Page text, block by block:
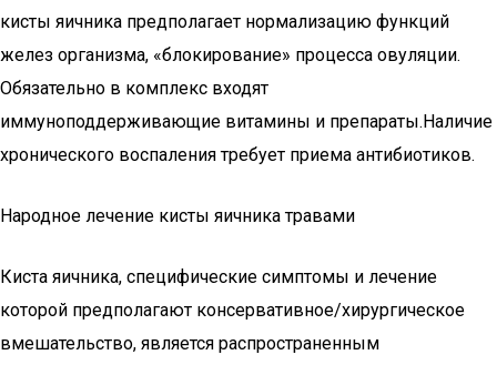
кисты яичника предполагает нормализацию функций
желез организма, «блокирование» процесса овуляции.
Обязательно в комплекс входят
иммуноподдерживающие­ витамины и препараты.­Наличие
хронического воспаления требует приема антибиотиков.
Народное лечение кисты яичника травами
Киста яичника, специфические симптомы и лечение
которой предполагают консервативное/хирургическое
вмешательство, является распространенным